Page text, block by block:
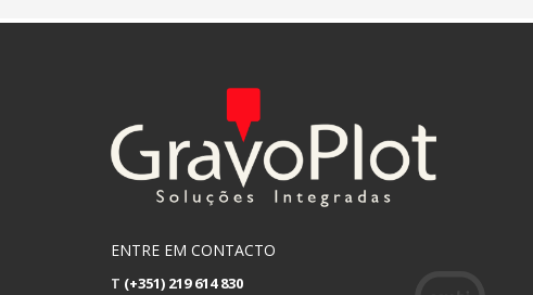
ENTRE EM CONTACTO
T (+351) 219 614 830